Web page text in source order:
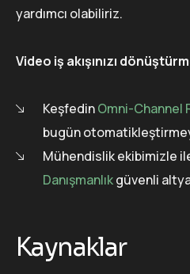
yardımcı olabiliriz.
Video iş akışınızı
KeşfedinOmni-Channel
bugün
Mühendislik ekibimizle
Danışmanlıkgüvenli
Kaynaklar